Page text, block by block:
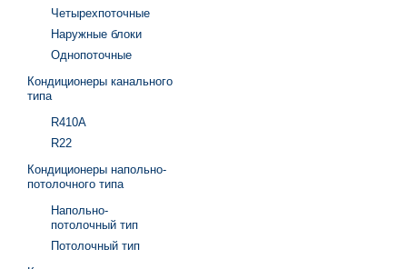
Четырехпоточные
Наружные блоки
Однопоточные
Кондиционеры канального
типа
R410A
R22
Кондиционеры напольно-
потолочного типа
Напольно-
потолочный тип
Потолочный тип